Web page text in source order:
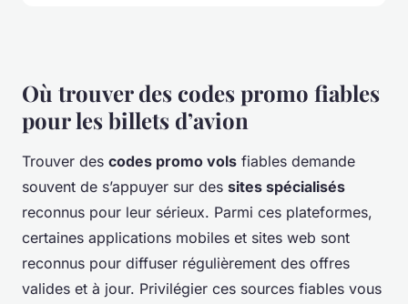
Où trouver des codes promo fiables
pour les billets d’avion
Trouver des codes promo vols fiables demande
souvent de s’appuyer sur des sites spécialisés
reconnus pour leur sérieux. Parmi ces plateformes,
certaines applications mobiles et sites web sont
reconnus pour diffuser régulièrement des offres
valides et à jour. Privilégier ces sources fiables vous